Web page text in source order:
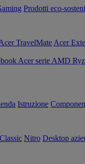
Prodotti eco-
TravelMate Acer
Acer serie AMD
Istruzione
Nitro Desktop